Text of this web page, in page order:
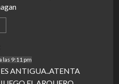
las 9:11 pm
ES ANTIGUA..ATENTA